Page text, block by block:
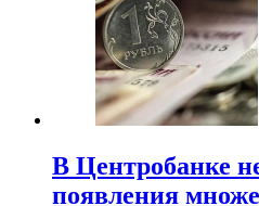
В Центробанке
появления